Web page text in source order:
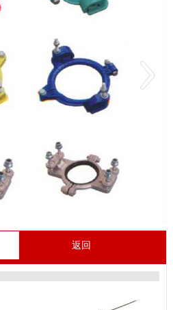
返回